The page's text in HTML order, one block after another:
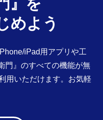
めよう
iPad用アプリや工
門』のすべての機能が無
用いただけます。お気軽